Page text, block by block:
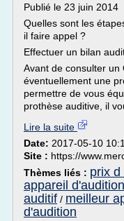
Publié le 23 juin 2014
Quelles sont les
il faire appel ?
Effectuer un bilan
Avant de consulter un
éventuellement une
permettre de vous
prothèse auditive, il
Lire la suite
Date: 2017-05-10
Site : https://
Thèmes liés : prix d
appareil
auditif / meilleur
d'audition